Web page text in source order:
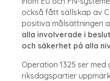
också fått sällskap av
positiva målsättningen
alla involverade i
och säkerhet på alla
Operation 1325 ser
riksdagspartier